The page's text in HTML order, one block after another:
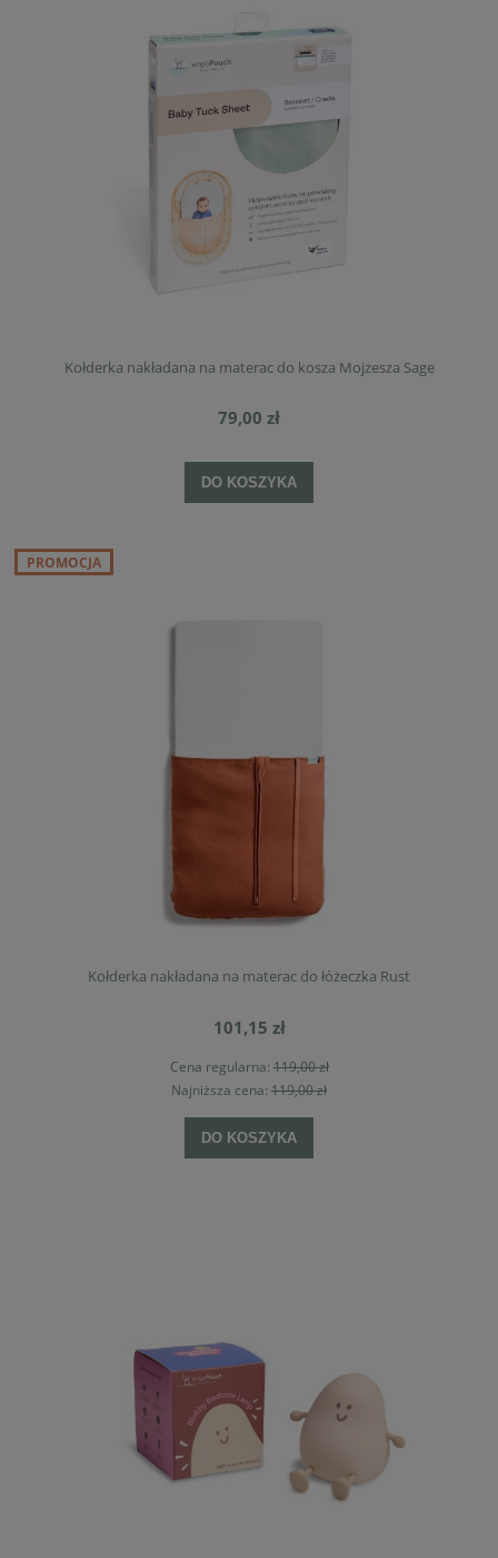
Kołderka nakładana na materac do kosza Mojżesza Sage
79,00 zł
DO KOSZYKA
Kołderka nakładana na materac do łóżeczka Rust
101,15 zł
Cena regularna:119,00 zł
Najniższa cena: 119,00 zł
DO KOSZYKA
PROMOCJA